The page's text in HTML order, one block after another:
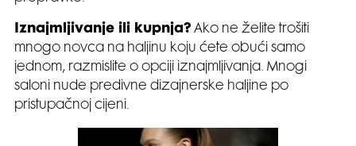
Iznajmljivanje ili kupnja? Ako ne želite trošiti
mnogo novca na haljinu koju ćete obući samo
jednom, razmislite o opciji iznajmljivanja. Mnogi
saloni nude predivne dizajnerske haljine po
pristupačnoj cijeni.